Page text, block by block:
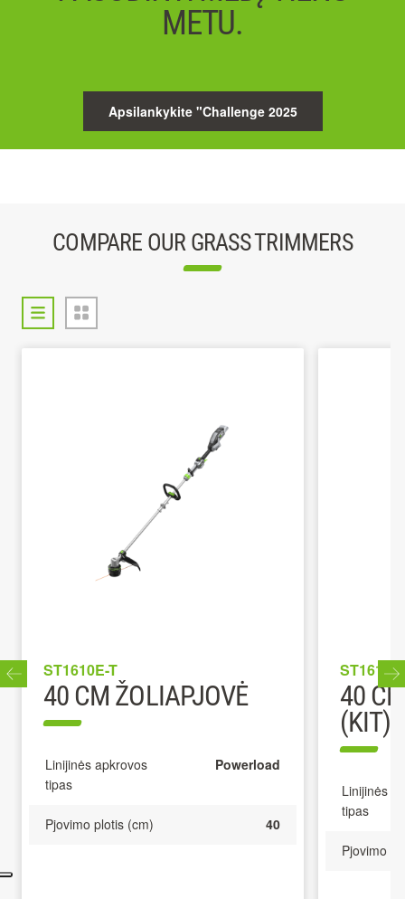
METU.
Apsilankykite "Challenge 2025
COMPARE OUR GRASS TRIMMERS
ST1610E-T
40 CM ŽOLIAPJOVĖ
Linijinės apkrovos
tipas
Powerload
Pjovimo plotis (cm) 40
40
(KIT)
Linijinės
tipas
Pjovimo